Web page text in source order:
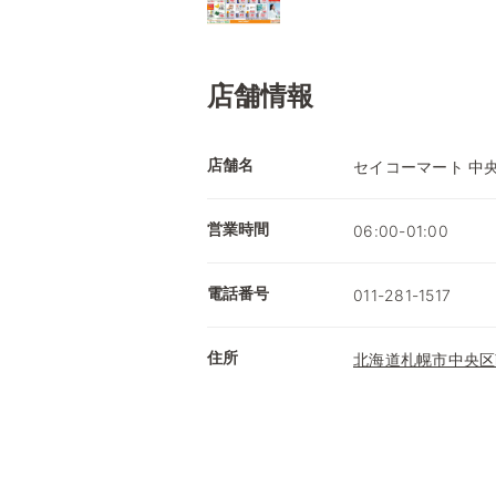
店舗情報
店舗名 セイコーマート 中
営業時間 06:00-01:00
電話番号 011-281-1517
住所 北海道札幌市中央